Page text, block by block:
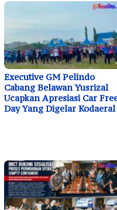
Executive GM Pelindo
Cabang Belawan Yusrizal
Ucapkan Apresiasi Car
Day Yang Digelar